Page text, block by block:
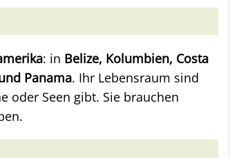
: in Belize, Kolumbien, Costa
Panama. Ihr Lebensraum sind
oder Seen gibt. Sie brauchen